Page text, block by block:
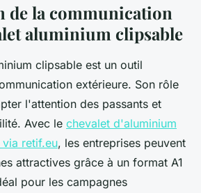
de la communication
aluminium clipsable
clipsable est un outil
extérieure. Son rôle
l'attention des passants et
Avec le chevalet d'aluminium
retif.eu, les entreprises peuvent
attractives grâce à un format A1
pour les campagnes